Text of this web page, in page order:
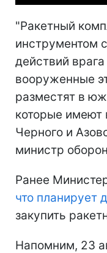
"Ракетный
инструментом
действий
вооруженные
разместят в
которые
Черного и
министр
Ранее
что планирует
закупить
Напомним, 23